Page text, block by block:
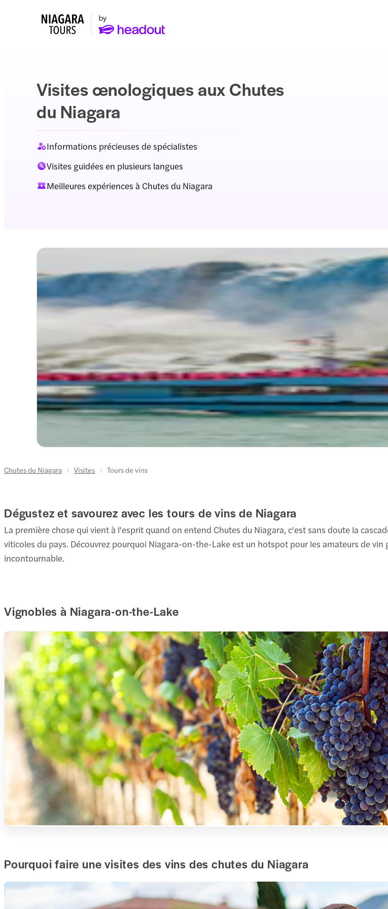
Visites œnologiques aux Chutes
du Niagara
Informations précieuses de spécialistes
Visites guidées en plusieurs langues
Meilleures expériences à Chutes du Niagara
Itinéraire
19)
Depuis Toronto : Visite nocturne
Niagara avec feu d'artifice,
aller-retour
Durée totale9 heures 30 minutes
Mode de transportBus climatisé
Départ
Arrivez aux chutes du Niagara, prêt·e pour un après-
4. Dîner optionnel de 3 plats au restaurant Table
Billets inclus (selon la sélection)
5. Feu d'artifice
Arrivée
55 York St
Comment s'y rendre
Votre point d'arrivée sera le même que votre point
Niagara, avec un trajet en bus tout confort et une
d'érable. Découvrez les jeux, les manèges et la
la tombée de la nuit, admirez les chutes
rentrer à Toronto.
Chutes du Niagara Visites Tours de vins
Dégustez et savourez avec les tours de vins de Niagara
La première chose qui vient à l'esprit quand on entend Chutes du Niagara, c'est sans doute la
viticoles du pays. Découvrez pourquoi Niagara-on-the-Lake est un hotspot pour les amateurs de
incontournable.
Vignobles à Niagara-on-the-Lake
Pourquoi faire une visites des vins des chutes du Niagara